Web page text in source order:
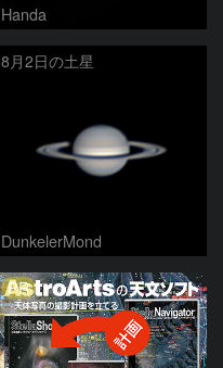
Handa
8月2日の土星
DunkelerMond
PR